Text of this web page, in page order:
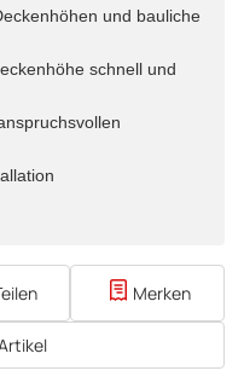
und bauliche
schnell und
Merken